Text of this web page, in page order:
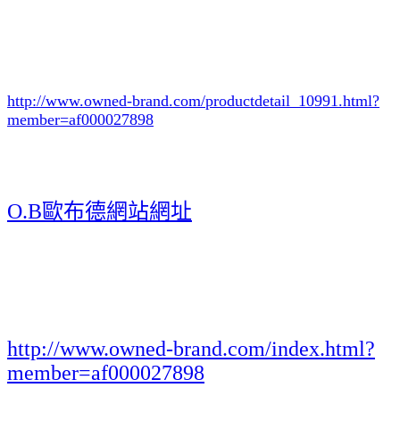
http://www.owned-brand.com/productdetail_10991.html?
member=af000027898
O.B歐布德網站網址
http://www.owned-brand.com/index.html?
member=af000027898